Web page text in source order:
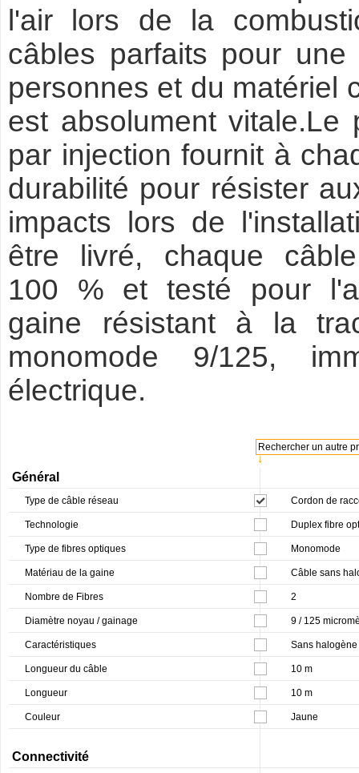
l'air lors de la
câbles parfaits pour
personnes et du matériel
est absolument vitale.Le
par injection fournit à
durabilité pour résister
impacts lors de
être livré, chaque
100 % et testé pour
gaine résistant à la
monomode 9/125,
électrique.
↓
Rechercher un autre
Général
Type de câble réseau Cordon de
Technologie Duplex fibre
Type de fibres optiques Monomode
Matériau de la gaine Câble sans
Nombre de Fibres 2
Diamètre noyau / gainage 9 / 125
Caractéristiques Sans halogène
Longueur du câble 10 m
Longueur 10 m
Couleur Jaune
Connectivité